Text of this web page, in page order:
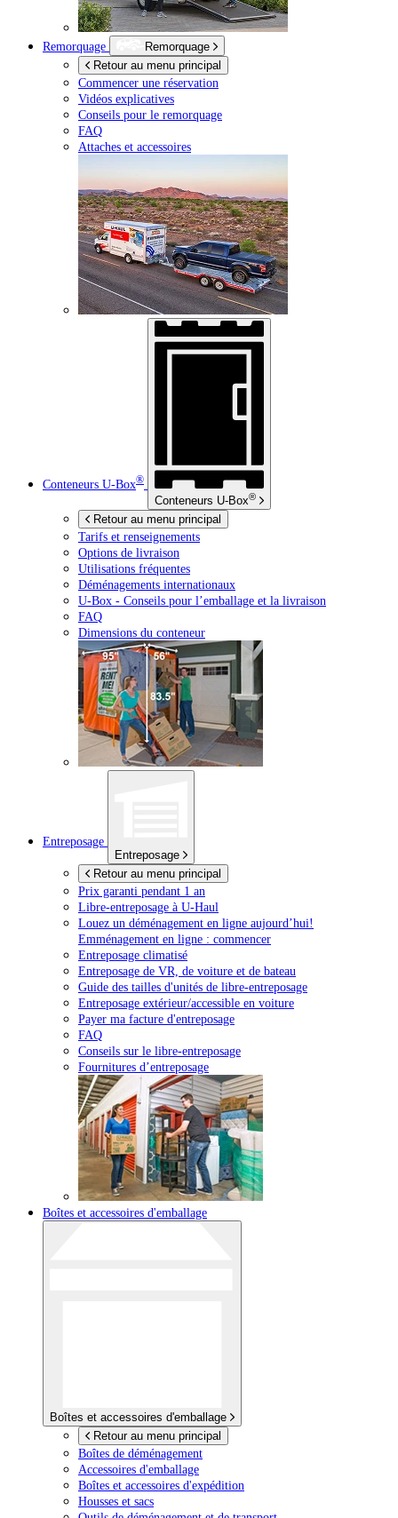
Remorquage
Remorquage
Retour au menu principal
Commencer une réservation
Vidéos explicatives
Conseils pour le remorquage
FAQ
Attaches et accessoires
Conteneurs U-Box®
Conteneurs U-Box®
Retour au menu principal
Tarifs et renseignements
Options de livraison
Utilisations fréquentes
Déménagements internationaux
U-Box - Conseils pour l’emballage et la livraison
FAQ
Dimensions du conteneur
Entreposage
Entreposage
Retour au menu principal
Prix garanti pendant 1 an
Libre-entreposage à U-Haul
Louez un déménagement en ligne aujourd’hui!
Emménagement en ligne : commencer
Entreposage climatisé
Entreposage de VR, de voiture et de bateau
Guide des tailles d'unités de libre-entreposage
Entreposage extérieur/accessible en voiture
Payer ma facture d'entreposage
FAQ
Conseils sur le libre-entreposage
Fournitures d’entreposage
Boîtes et accessoires d'emballage
Boîtes et accessoires d'emballage
Retour au menu principal
Boîtes de déménagement
Accessoires d'emballage
Boîtes et accessoires d'expédition
Housses et sacs